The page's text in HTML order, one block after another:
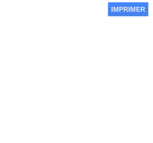
IMPRIMER